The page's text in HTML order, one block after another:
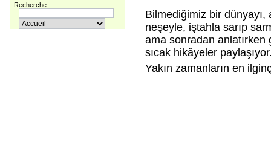
Pir Sultan Abdal
16,00 €
Recherche:
Bilmediğimiz bir dünyayı,
neşeyle, iştahla sarıp
ama sonradan
sıcak hikâyeler
Yakın zamanların en